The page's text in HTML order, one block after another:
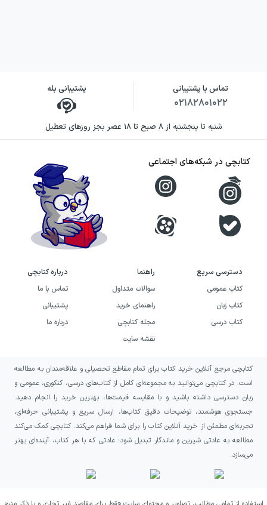
تماس با پشتیبانی
۰۲۱۸۲۸۰۱۰۲۲
پشتیبانی بله
شنبه تا پنجشنبه از ۸ صبح تا ۱۸ عصر بجز روزهای تعطیل
دسترسی سریع
کتاب عمومی
کتاب زبان
کتاب درسی
راهنما
سوالات متداول
راهنمای خرید
مجله کتابچی
نقشه سایت
درباره کتابچی
تماس با ما
پشتیبانی
درباره ما
کتابچی در شبکه‌های اجتماعی
کتابچی مرجع آنلاین خرید کتاب برای تمام مقاطع تحصیلی و علاقه‌مندان به مطالعه
است. در کتابچی می‌توانید به مجموعه‌ای کامل از کتاب‌های درسی، کنکوری، عمومی و
زبان دسترسی داشته باشید و با مقایسه قیمت‌ها، بهترین خرید را انجام دهید.
جستجوی هوشمند، توضیحات دقیق کتاب‌ها، ارسال سریع و پشتیبانی حرفه‌ای،
تجربه‌ای مطمئن از خرید آنلاین کتاب را برای شما فراهم می‌کند. کتابچی کمک می‌کند
مطالعه به عادتی شیرین و ماندگار تبدیل شود؛ عادتی که با هر کتاب، آینده‌ای بهتر
می‌سازد.